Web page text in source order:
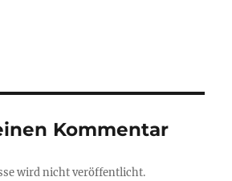
KONTRASTE
Kommentar
wird nicht veröffentlicht.